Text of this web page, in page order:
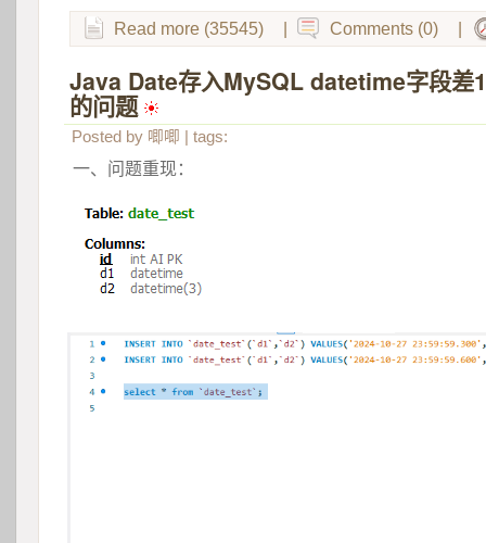
Read more (35545) Comments (0)
Java Date存入MySQL datetime字段差
的问题
Posted by 唧唧 | tags:
一、问题重现：